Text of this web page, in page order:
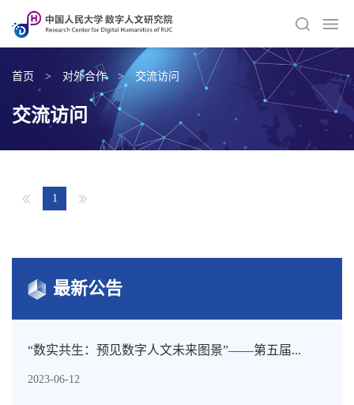
首页 > 对外合作 > 交流访问
交流访问
1
最新公告
“数实共生：预见数字人文未来图景”——第五届...
2023-06-12